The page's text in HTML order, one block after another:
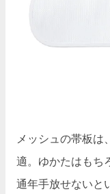
メッシュの帯板は
適。ゆかたはもち
通年手放せないと